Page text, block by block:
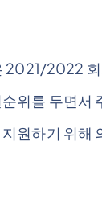
2021/2022
위를 두면서
원하기 위